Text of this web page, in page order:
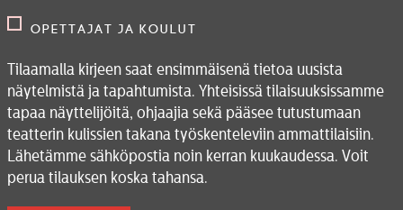
Opettajat ja koulut
Tilaamalla kirjeen saat ensimmäisenä tietoa uusista
näytelmistä ja tapahtumista. Yhteisissä tilaisuuksissamme
tapaa näyttelijöitä, ohjaajia sekä pääsee tutustumaan
teatterin kulissien takana työskenteleviin ammattilaisiin.
Lähetämme sähköpostia noin kerran kuukaudessa. Voit
perua tilauksen koska tahansa.